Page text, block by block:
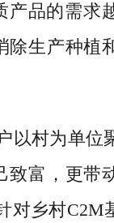
品的需求
除生产种植
以村为单位
致富，更带
对乡村C2M